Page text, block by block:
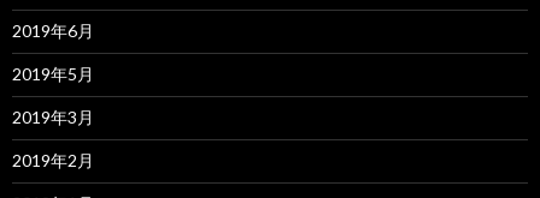
2019年6月
2019年5月
2019年3月
2019年2月